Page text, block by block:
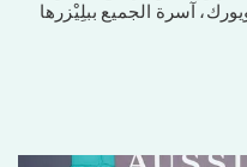
آسرة الجميع ببلِيْزرها